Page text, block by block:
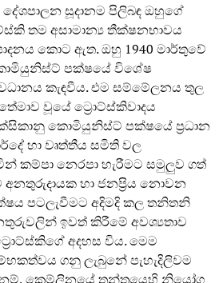
දේශපාලන සූදානම පිලිබඳ ඔහුගේ
තම අසාමාන්‍ය තීක්ෂනභාවය
කොට ඇත. ඔහු 1940 මාර්තුවේ
පක්ෂයේ විශේෂ
කැඳවීය. එම සම්මේලනය තුල
වූයේ ට්‍රොට්ස්කිවාදය
කොමියුනිස්ට් පක්ෂයේ ප්‍රධාන
හා වෘත්තීය සමිති වල
කම්පා නෙරපා හැරීමට සමුලුව ගත්
හා ජනප්‍රිය නොවන
පටලැවීමට අදිමදි කල තනිතනි
ඉවත් කිරීමේ අවශ්‍යතාව
අදහස විය. මෙම
ගනු ලැබුනේ පැහැදිලිවම
ක්‍රෙම්ලිනයේ තන්ත්‍රයෙහි නියෝග